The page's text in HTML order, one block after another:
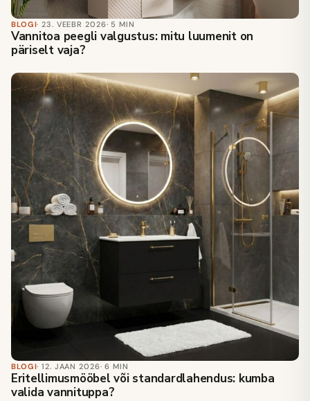
BLOGI· 23. VEEBR 2026· 5 MIN
Vannitoa peegli valgustus: mitu luumenit on
päriselt vaja?
BLOGI· 12. JAAN 2026· 6 MIN
Eritellimusmööbel või standardlahendus: kumba
valida vannituppa?